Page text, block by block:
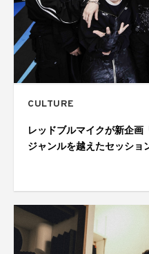
CULTURE
レッドブルマイクが新企画
ジャンルを越えたセッショ